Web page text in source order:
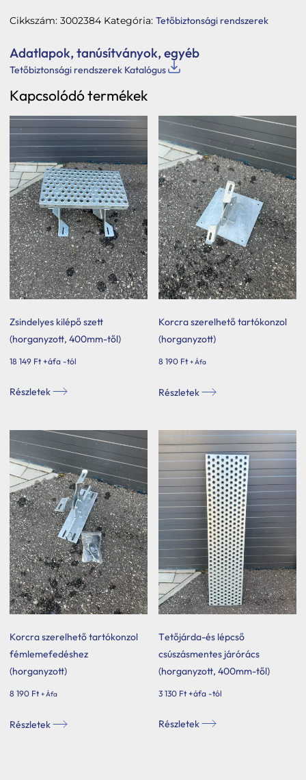
(horganyzott
tetőlépcsőre
mennyiség
Cikkszám: 3002384 Kategória: Tetőbiztonsági rendszerek
Adatlapok, tanúsítványok, egyéb
Tetőbiztonsági rendszerek Katalógus
Kapcsolódó termékek
Zsindelyes kilépő szett
(horganyzott, 400mm-től)
18 149 Ft +áfa -tól
Részletek
több
variációja
van.
A
változatok
a
termékoldalon
választhatók
ki
Korcra szerelhető tartókonzol
(horganyzott)
8 190 Ft + Áfa
Részletek
Korcra szerelhető tartókonzol
fémlemefedéshez
(horganyzott)
8 190 Ft + Áfa
Részletek
Tetőjárda-és lépcső
csúszásmentes járórács
(horganyzott, 400mm-től)
3 130 Ft +áfa -tól
Részletek